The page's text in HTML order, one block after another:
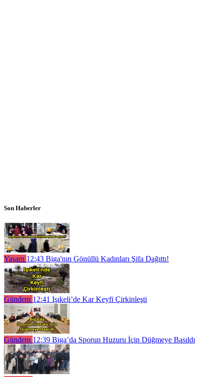
Son Haberler
Yaşam 12:43 Biga'nın Gönüllü Kadınları Şifa Dağıttı!
Gündem 12:41 Işıkeli’de Kar Keyfi Çirkinleşti
Gündem 12:39 Biga’da Sporun Huzuru İçin Düğmeye Basıldı